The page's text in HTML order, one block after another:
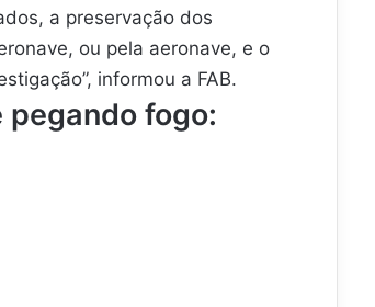
a preservação dos
ou pela aeronave, e o
informou a FAB.
fogo: